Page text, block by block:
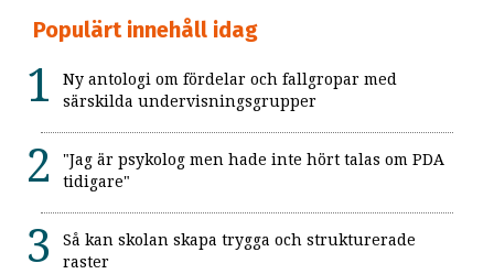
Populärt innehåll idag
Ny antologi om fördelar och fallgropar med
särskilda undervisningsgrupper
"Jag är psykolog men hade inte hört talas om PDA
tidigare"
Så kan skolan skapa trygga och strukturerade
raster